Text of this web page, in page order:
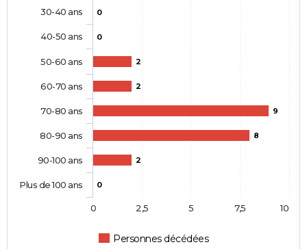
0
0
2
2
9
8
2
0
Personnes décédées
30-40 ans
40-50 ans
50-60 ans
60-70 ans
70-80 ans
80-90 ans
90-100 ans
Plus de 100 ans
0 10
2,5 5 7,5